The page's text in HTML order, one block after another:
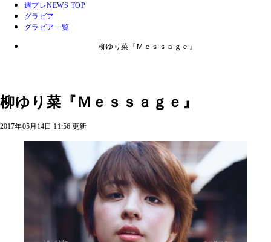
週プレNEWS TOP
グラビア
グラビア一覧
柳ゆり菜『Ｍｅｓｓａｇｅ』
柳ゆり菜『Ｍｅｓｓａｇｅ』
2017年05月14日 11:56 更新